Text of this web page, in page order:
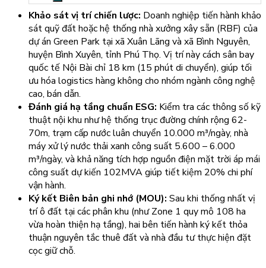
Khảo sát vị trí chiến lược: Doanh nghiệp tiến hành khảo
sát quỹ đất hoặc hệ thống nhà xưởng xây sẵn (RBF) của
dự án Green Park tại xã Xuân Lãng và xã Bình Nguyên,
huyện Bình Xuyên, tỉnh Phú Thọ. Vị trí này cách sân bay
quốc tế Nội Bài chỉ 18 km (15 phút di chuyển), giúp tối
ưu hóa logistics hàng không cho nhóm ngành công nghệ
cao, bán dẫn.
Đánh giá hạ tầng chuẩn ESG: Kiểm tra các thông số kỹ
thuật nội khu như hệ thống trục đường chính rộng 62-
70m, trạm cấp nước luân chuyển 10.000 m³/ngày, nhà
máy xử lý nước thải xanh công suất 5.600 – 6.000
m³/ngày, và khả năng tích hợp nguồn điện mặt trời áp mái
công suất dự kiến 102MVA giúp tiết kiệm 20% chi phí
vận hành.
Ký kết Biên bản ghi nhớ (MOU): Sau khi thống nhất vị
trí ô đất tại các phân khu (như Zone 1 quy mô 108 ha
vừa hoàn thiện hạ tầng), hai bên tiến hành ký kết thỏa
thuận nguyên tắc thuê đất và nhà đầu tư thực hiện đặt
cọc giữ chỗ.